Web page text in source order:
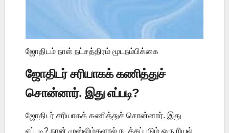
ஜோதிடம் நாள் நட்சத்திரம் மூடநம்பிக்கை
ஜோதிடர் சரியாகக் கணித்துச்
சொன்னார். இது எப்படி?
ஜோதிடர் சரியாகக் கணித்துச் சொன்னார். இது
எப்படி? நான் முஸ்லிம்களால் நடத்தப்படும் ஒரு ரியல்